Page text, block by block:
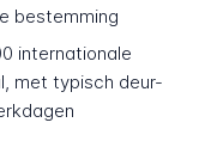
bestemming
internationale
met typisch deur-